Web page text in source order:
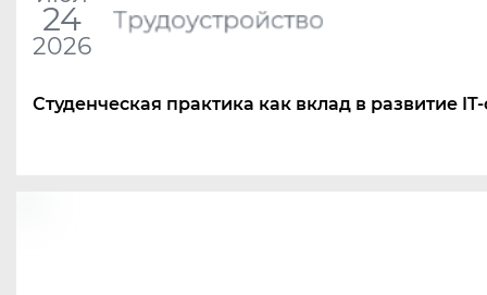
24
2026
Трудоустройство
Студенческая практика как вклад в развитие